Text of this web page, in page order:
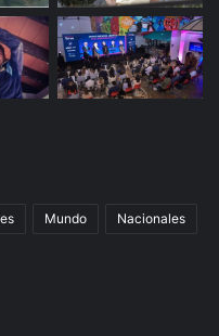
Mundo Nacionales